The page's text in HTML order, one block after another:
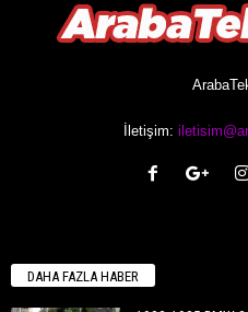
İletişim:
DAHA FAZLA HABER